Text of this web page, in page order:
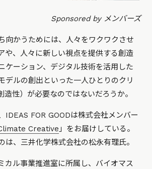
Sponsored by メンバーズ
向かうためには、人々をワクワクさせ
や、人々に新しい視点を提供する創造
ケーション、デジタル技術を活用した
デルの創出といった一人ひとりのクリ
造性）が必要なのではないだろうか。
IDEAS FOR GOODは株式会社メンバー
Creative 」をお届けしている。
は、三井化学株式会社の松永有理氏。
カル事業推進室に所属し、バイオマス